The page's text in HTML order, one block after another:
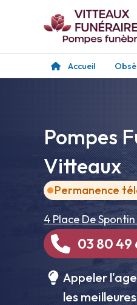
Accueil
Pompes
Vitteaux
Permanence
4 Place De Spontin
03 80 49
Appeler
les